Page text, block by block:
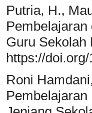
Putria, H.,
Guru Sekolah
https://
Roni